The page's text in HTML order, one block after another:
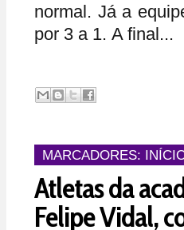
normal. Já a
por 3 a 1. A final...
MARCADORES:
Atletas da
Felipe Vidal,